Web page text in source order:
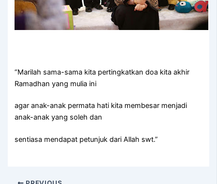
“Marilah sama-sama kita pertingkatkan doa kita akhir
Ramadhan yang mulia ini
agar anak-anak permata hati kita membesar menjadi
anak-anak yang soleh dan
sentiasa mendapat petunjuk dari Allah swt.”